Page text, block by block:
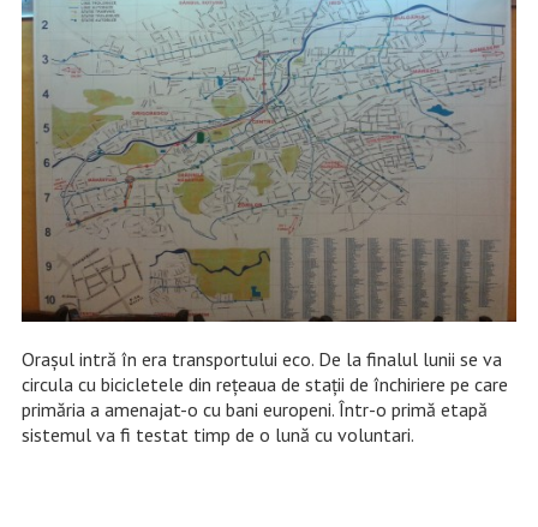
Orașul intră în era transportului eco. De la finalul lunii se va
circula cu bicicletele din rețeaua de stații de închiriere pe care
primăria a amenajat-o cu bani europeni. Într-o primă etapă
sistemul va fi testat timp de o lună cu voluntari.